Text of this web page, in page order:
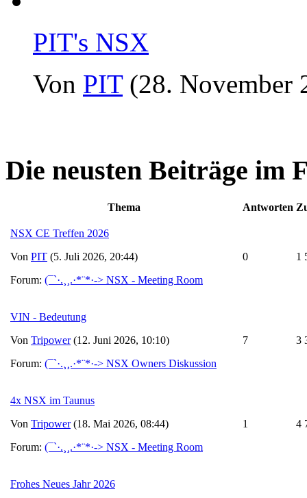
PIT's NSX
Von PIT (28. November
Die neusten Beiträge im
Thema Antworten
NSX CE Treffen 2026
Von PIT (5. Juli 2026, 20:44)
Forum: (¯`·.¸¸.·*¨*·-> NSX - Meeting Room
0 1
VIN - Bedeutung
Von Tripower(12. Juni 2026, 10:10)
Forum: (¯`·.¸¸.·*¨*·-> NSX Owners Diskussion
7 3
4x NSX im Taunus
Von Tripower(18. Mai 2026, 08:44)
Forum: (¯`·.¸¸.·*¨*·-> NSX - Meeting Room
1 4
Frohes Neues Jahr 2026